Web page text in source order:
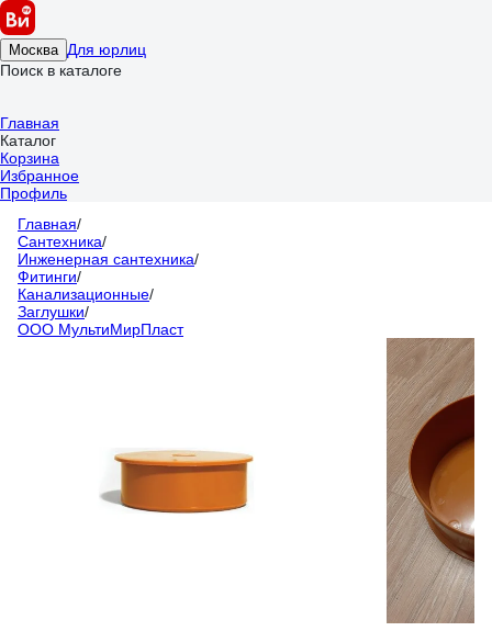
Москва Для юрлиц
Поиск в каталоге
Главная
Каталог
Корзина
Избранное
Профиль
Главная/
Сантехника/
Инженерная сантехника/
Фитинги/
Канализационные/
Заглушки/
ООО МультиМирПласт